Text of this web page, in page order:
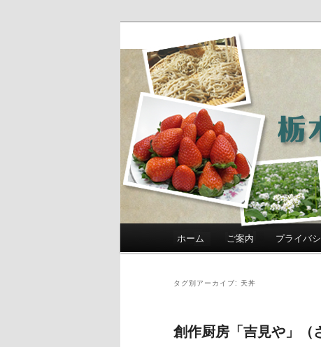
農政部職員ブ
き」
メインコンテンツへ移動
サブコンテンツへ移動
ホーム ご案内 プライバ
タグ別アーカイブ: 天丼
創作厨房「吉見や」（